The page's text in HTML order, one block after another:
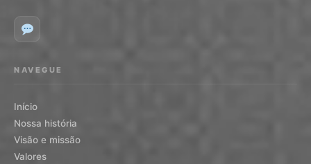
NAVEGUE
Início
Nossa história
Visão e missão
Valores